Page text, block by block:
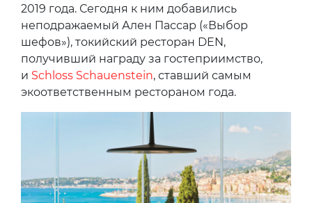
2019 года. Сегодня к ним добавились
неподражаемый Ален Пассар («Выбор
шефов»), токийский ресторан DEN,
получивший награду за гостеприимство,
и Schloss Schauenstein, ставший самым
экоответственным рестораном года.